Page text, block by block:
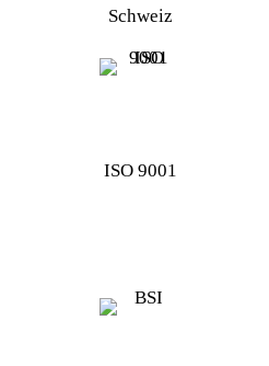
Schweiz
ISO 9001